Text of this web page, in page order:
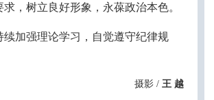
，树立良好形象，永葆政治本色。
加强理论学习，自觉遵守纪律规
摄影 / 王 越